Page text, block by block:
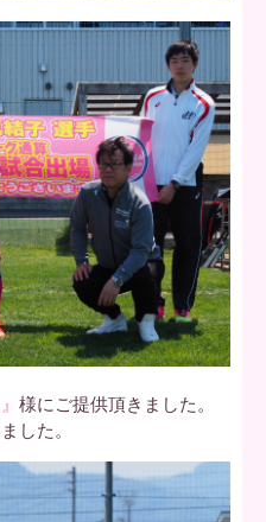
様にご提供頂きました。
した。